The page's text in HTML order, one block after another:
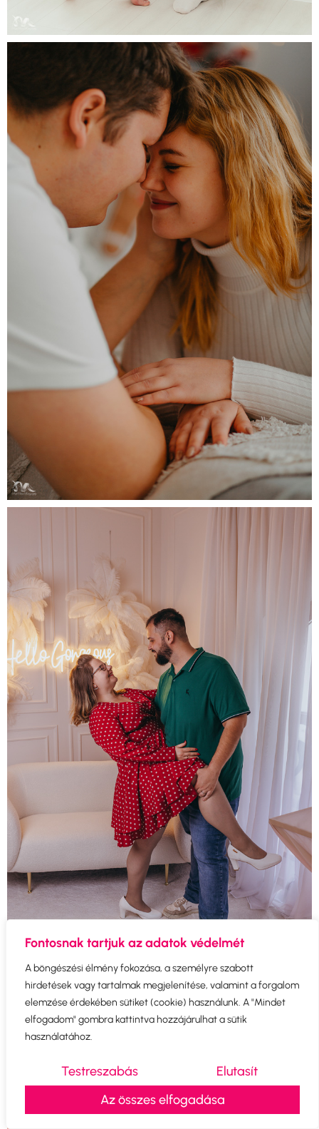
Fontosnak tartjuk az adatok védelmét
A böngészési élmény fokozása, a személyre szabott
hirdetések vagy tartalmak megjelenítése, valamint a forgalom
elemzése érdekében sütiket (cookie) használunk. A "Mindet
elfogadom" gombra kattintva hozzájárulhat a sütik
használatához.
Testreszabás
Elutasít
Az összes elfogadása